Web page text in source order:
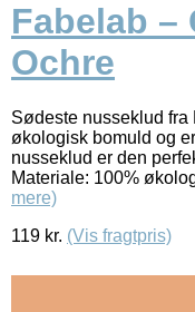
Fabelab –
Ochre
Sødeste nusseklud
økologisk bomuld og
nusseklud er den
Materiale: 100%
mere)
119 kr. (Vis fragtpris)